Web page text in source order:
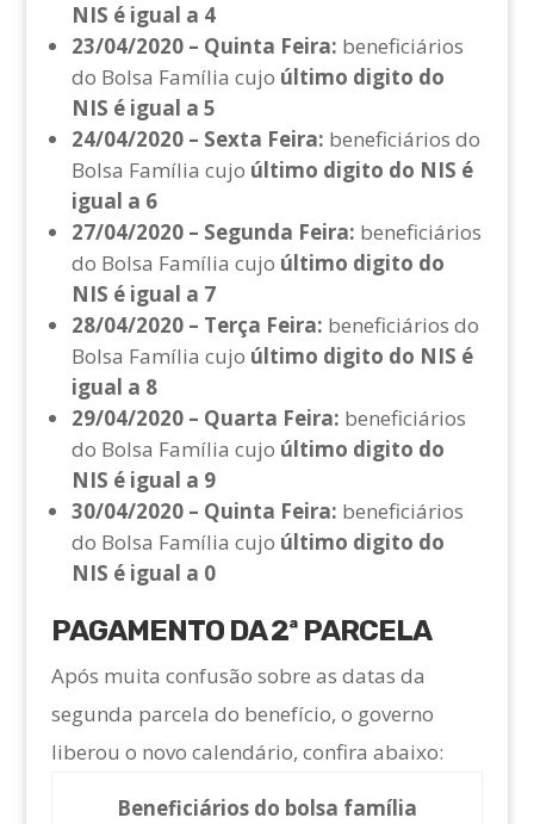
NIS é igual a 4
23/04/2020 – Quinta Feira: beneficiários
do Bolsa Família cujo último digito do
NIS é igual a 5
24/04/2020 – Sexta Feira: beneficiários do
Bolsa Família cujo último digito do NIS é
igual a 6
27/04/2020 – Segunda Feira: beneficiários
do Bolsa Família cujo último digito do
NIS é igual a 7
28/04/2020 – Terça Feira: beneficiários do
Bolsa Família cujo último digito do NIS é
igual a 8
29/04/2020 – Quarta Feira: beneficiários
do Bolsa Família cujo último digito do
NIS é igual a 9
30/04/2020 – Quinta Feira: beneficiários
do Bolsa Família cujo último digito do
NIS é igual a 0
PAGAMENTO DA 2ª PARCELA
Após muita confusão sobre as datas da
segunda parcela do benefício, o governo
liberou o novo calendário, confira abaixo:
Beneficiários do bolsa família